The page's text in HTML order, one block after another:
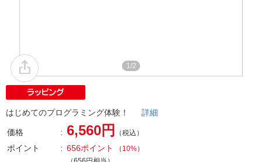
1/2
はじめてのプログラミング体験！ 詳細
価格 6,560円 （税込）
ポイント 656ポイント （ 10%）